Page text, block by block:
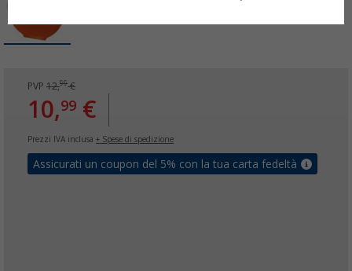
PVP 12,99€
10,99 €
Prezzi IVA inclusa + Spese di spedizione
Assicurati un coupon del 5% con la tua carta fedeltà